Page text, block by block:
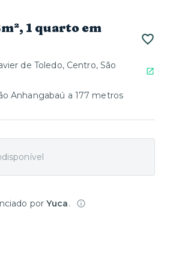
1 quarto em
de Toledo, Centro, São
Anhangabaú a 177 metros
porYuca.